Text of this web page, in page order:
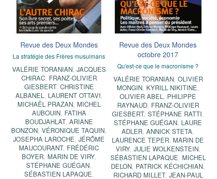
Revue des Deux Mondes
La stratégie des Frères musulmans
VALÉRIE TORANIAN, JACQUES
CHIRAC, FRANZ-OLIVIER
GIESBERT, CHRISTINE
ALBANEL, LAURENT OTTAVI,
MICHAËL PRAZAN, MICHEL
AUBOUIN, FATIHA
BOUDJAHLAT, ARIANE
BONZON,VÉRONIQUE TAQUIN,
JOSEPHA LAROCHE,JÉRÔME
MAUCOURANT, FRÉDÉRIC
BOYER, MARIN DE VIRY,
STÉPHANE GUÉGAN,
SÉBASTIEN LAPAQUE,
Revue des Deux Mondes
octobre 2017
Qu'est-ce que le macronisme ?
VALÉRIE TORANIAN, OLIVIER
MONGIN, KYRILL NIKITINE,
OLIVIER ABEL, PHILIPPE
RAYNAUD, FRANZ-OLIVIER
GIESBERT,STÉPHANE RATTI,
STÉPHANE GUÉGAN, LAURE
ADLER,ANNICK STETA,
LAURENCE TEPER, MARIN DE
VIRY, JULIE WOLKENSTEIN,
SÉBASTIEN LAPAQUE, MICHEL
DELON, PATRICK KÉCHICHIAN,
RICHARD MILLET, JEAN-PAUL